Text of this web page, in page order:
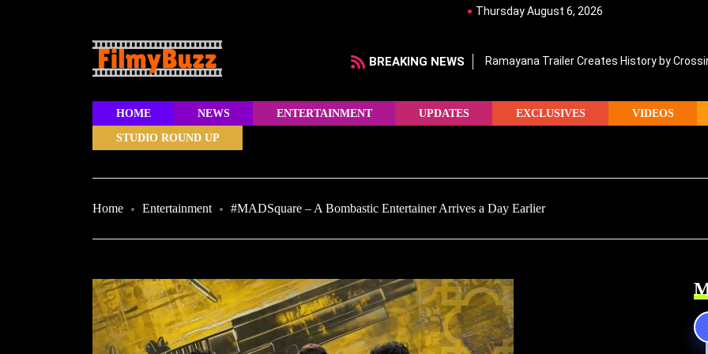
Thursday August 6, 2026
BREAKING NEWS Ramayana Trailer Creates History by
HOME NEWS ENTERTAINMENT UPDATES EXCLUSIVES VIDEOS
STUDIO ROUND UP
Home Entertainment #MADSquare – A Bombastic Entertainer Arrives a Day Earlier